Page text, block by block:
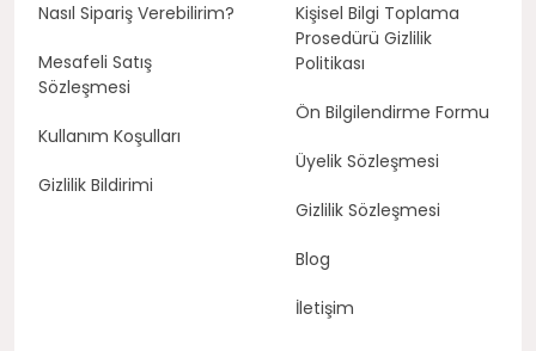
Nasıl Sipariş Verebilirim?
Mesafeli Satış
Sözleşmesi
Kullanım Koşulları
Gizlilik Bildirimi
Kişisel Bilgi Toplama
Prosedürü Gizlilik
Politikası
Ön Bilgilendirme Formu
Üyelik Sözleşmesi
Gizlilik Sözleşmesi
Blog
İletişim